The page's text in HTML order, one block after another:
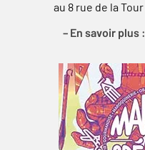
au 8 rue de la
– En savoir plus :